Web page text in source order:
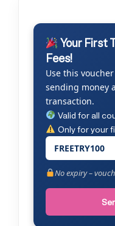
Your First
Fees!
Use this
sending money
transaction.
Valid for all
Only for your
FREETRY100
No expiry –